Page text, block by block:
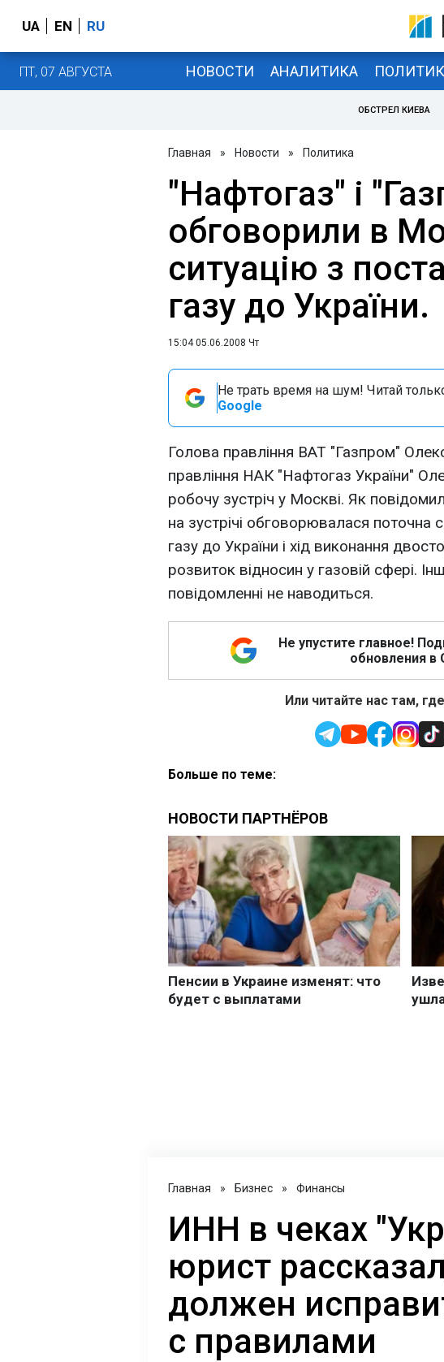
UA EN RU
ПТ, 07 АВГУСТА НОВОСТИ АНАЛИТИКА
ОБСТРЕЛ КИЕВА
Главная » Новости » Политика
"Нафтогаз" і
обговорили в
ситуацію з
газу до України.
15:04 05.06.2008 Чт
Не трать время на шум! Читай
Google
Голова правління ВАТ "Газпром"
правління НАК "Нафтогаз України"
робочу зустріч у Москві. Як
на зустрічі обговорювалася поточна
газу до України і хід виконання
розвиток відносин у газовій сфері.
повідомленні не наводиться.
Не упустите главное!
обновления в
Или читайте нас там,
Больше по теме:
Главная » Бизнес » Финансы
ИНН в чеках
юрист
должен
с правилами